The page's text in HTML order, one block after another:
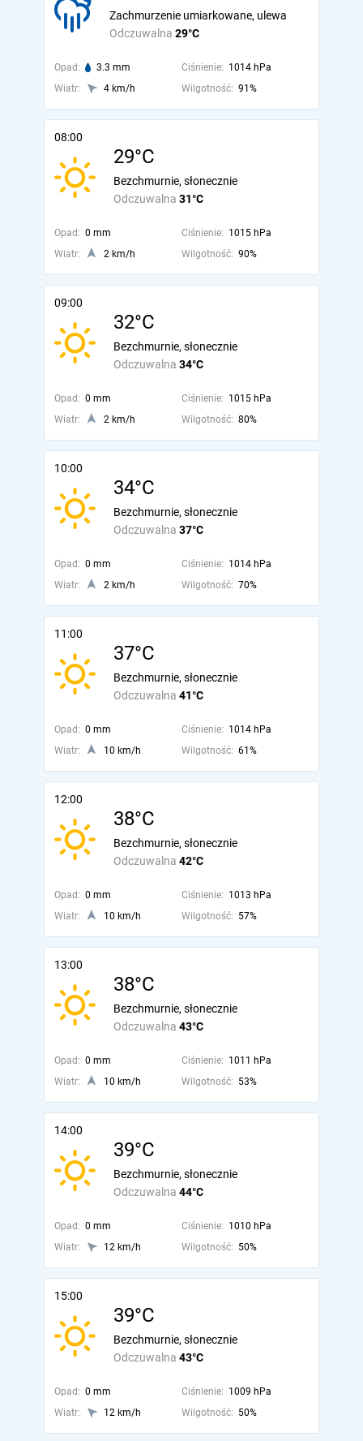
Odczuwalna 29°C
Zachmurzenie umiarkowane, ulewa
Opad: 3.3 mm Ciśnienie: 1014 hPa
Wiatr:
4 km/h Wilgotność: 91%
08:00
29°C
Odczuwalna 31°C
Bezchmurnie, słonecznie
Opad: 0 mm Ciśnienie: 1015 hPa
Wiatr:
2 km/h Wilgotność: 90%
09:00
32°C
Odczuwalna 34°C
Bezchmurnie, słonecznie
Opad: 0 mm Ciśnienie: 1015 hPa
Wiatr:
2 km/h Wilgotność: 80%
10:00
34°C
Odczuwalna 37°C
Bezchmurnie, słonecznie
Opad: 0 mm Ciśnienie: 1014 hPa
Wiatr:
2 km/h Wilgotność: 70%
11:00
37°C
Odczuwalna 41°C
Bezchmurnie, słonecznie
Opad: 0 mm Ciśnienie: 1014 hPa
Wiatr:
10 km/h Wilgotność: 61%
12:00
38°C
Odczuwalna 42°C
Bezchmurnie, słonecznie
Opad: 0 mm Ciśnienie: 1013 hPa
Wiatr:
10 km/h Wilgotność: 57%
13:00
38°C
Odczuwalna 43°C
Bezchmurnie, słonecznie
Opad: 0 mm Ciśnienie: 1011 hPa
Wiatr:
10 km/h Wilgotność: 53%
14:00
39°C
Odczuwalna 44°C
Bezchmurnie, słonecznie
Opad: 0 mm Ciśnienie: 1010 hPa
Wiatr:
12 km/h Wilgotność: 50%
15:00
39°C
Odczuwalna 43°C
Bezchmurnie, słonecznie
Opad: 0 mm Ciśnienie: 1009 hPa
Wiatr:
12 km/h Wilgotność: 50%